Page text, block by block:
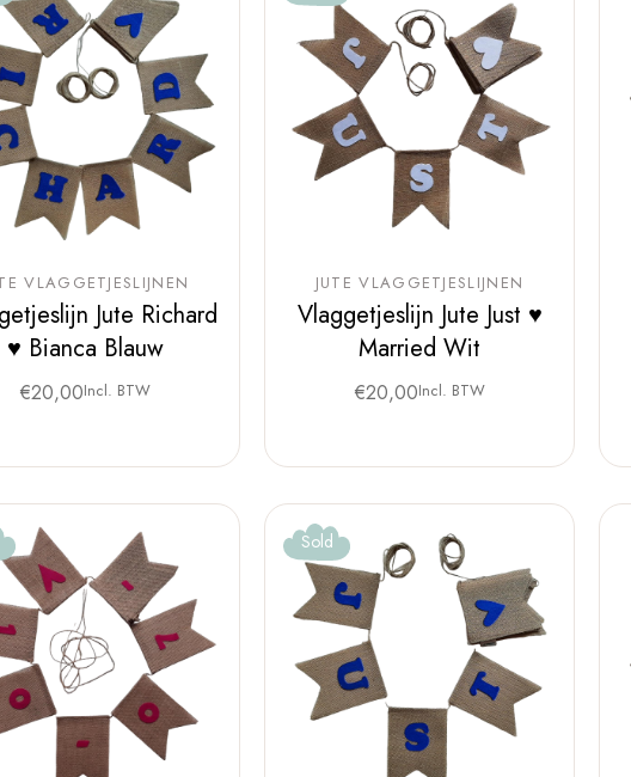
VLAGGETJESLIJNEN
Jute Richard
♥ Bianca Blauw
€20,00Incl. BTW
JUTE VLAGGETJESLIJNEN
Vlaggetjeslijn Jute Just ♥
Married Wit
€20,00Incl. BTW
Sold